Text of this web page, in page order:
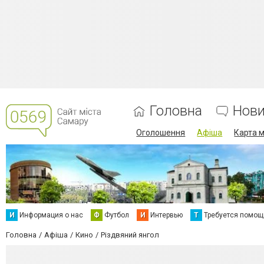
Головна
Оголошення Афіша Карта
И Информация о нас Ф Футбол И Интервью Т Требуется
Головна Афіша Кино Різдвяний янгол